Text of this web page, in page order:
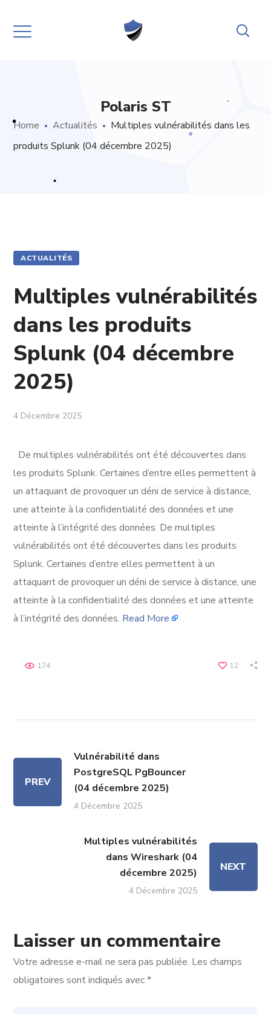
Polaris ST
Home Actualités
Multiples vulnérabilités dans les
produits Splunk (04 décembre 2025)
ACTUALITÉS
Multiples vulnérabilités
dans les produits
Splunk (04 décembre
2025)
4 Décembre 2025
De multiples vulnérabilités ont été découvertes dans
les produits Splunk. Certaines d’entre elles permettent à
un attaquant de provoquer un déni de service à distance,
une atteinte à la confidentialité des données et une
atteinte à l’intégrité des données. De multiples
vulnérabilités ont été découvertes dans les produits
Splunk. Certaines d’entre elles permettent à un
attaquant de provoquer un déni de service à distance, une
atteinte à la confidentialité des données et une atteinte
à l’intégrité des données. Read More
12
174
PREV
Vulnérabilité dans
PostgreSQL PgBouncer
(04 décembre 2025)
4 Décembre 2025
Multiples vulnérabilités
dans Wireshark (04
décembre 2025)
4 Décembre 2025
NEXT
Laisser un commentaire
Votre adresse e-mail ne sera pas publiée. Les champs
obligatoires sont indiqués avec*